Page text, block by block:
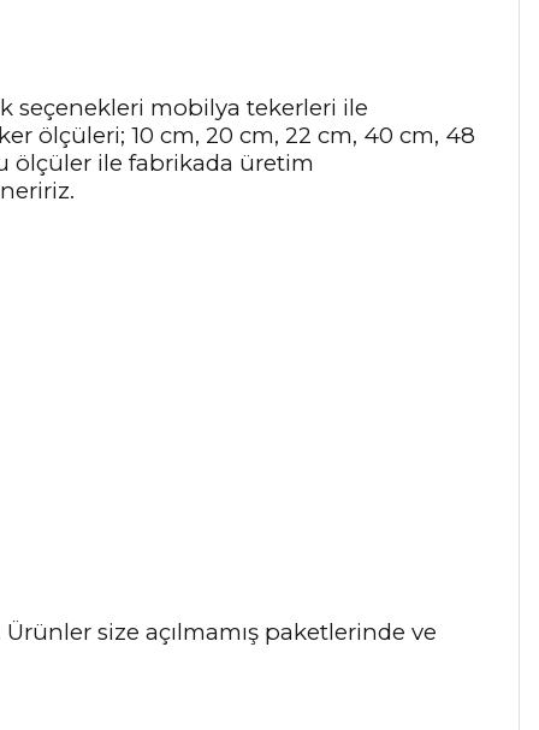
seçenekleri mobilya tekerleri ile
ölçüleri; 10 cm, 20 cm, 22 cm, 40 cm, 48
ölçüler ile fabrikada üretim
size açılmamış paketlerinde ve